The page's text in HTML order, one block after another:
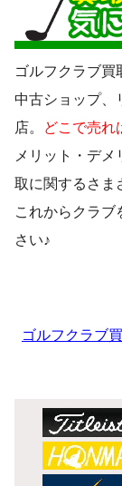
ゴルフクラブ買
中古ショップ、
店。
どこで売れ
メリット・デ
取に関するさま
これからクラブ
さい♪
ゴルフクラブ